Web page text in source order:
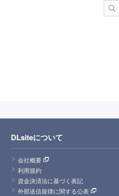
DLsiteについて
会社概要
利用規約
資金決済法に基づく表記
外部送信規律に関する公表